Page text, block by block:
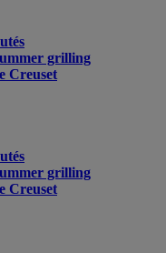
grilling
Creuset
grilling
Creuset